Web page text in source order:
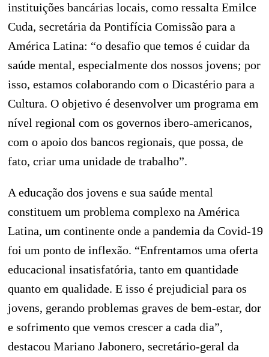
instituições bancárias locais, como ressalta Emilce
Cuda, secretária da Pontifícia Comissão para a
América Latina: “o desafio que temos é cuidar da
saúde mental, especialmente dos nossos jovens; por
isso, estamos colaborando com o Dicastério para a
Cultura. O objetivo é desenvolver um programa em
nível regional com os governos ibero-americanos,
com o apoio dos bancos regionais, que possa, de
fato, criar uma unidade de trabalho”.
A educação dos jovens e sua saúde mental
constituem um problema complexo na América
Latina, um continente onde a pandemia da Covid-19
foi um ponto de inflexão. “Enfrentamos uma oferta
educacional insatisfatória, tanto em quantidade
quanto em qualidade. E isso é prejudicial para os
jovens, gerando problemas graves de bem-estar, dor
e sofrimento que vemos crescer a cada dia”,
destacou Mariano Jabonero, secretário-geral da